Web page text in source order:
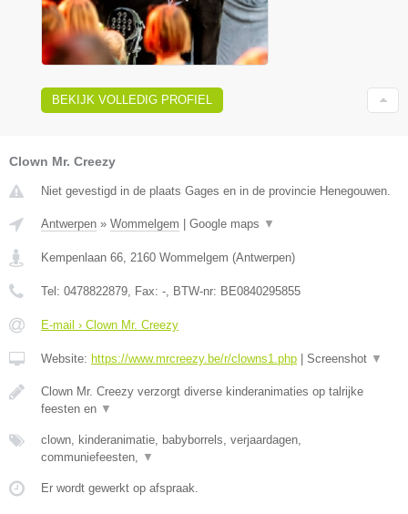
BEKIJK VOLLEDIG PROFIEL
Clown Mr. Creezy
Niet gevestigd in de plaats Gages en in de provincie Henegouwen.
Antwerpen » Wommelgem Google maps ▼
Kempenlaan 66, 2160 Wommelgem (Antwerpen)
Tel: 0478822879, Fax: -, BTW-nr: BE0840295855
E-mail › Clown Mr. Creezy
Website: https://www.mrcreezy.be/r/clowns1.php Screenshot ▼
Clown Mr. Creezy verzorgt diverse kinderanimaties op talrijke
feesten en ▼
clown, kinderanimatie, babyborrels, verjaardagen,
communiefeesten, ▼
Er wordt gewerkt op afspraak.